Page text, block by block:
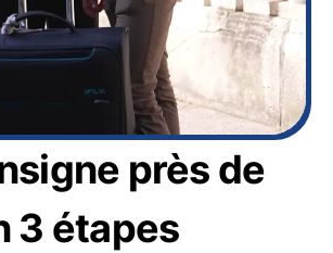
près de
3 étapes